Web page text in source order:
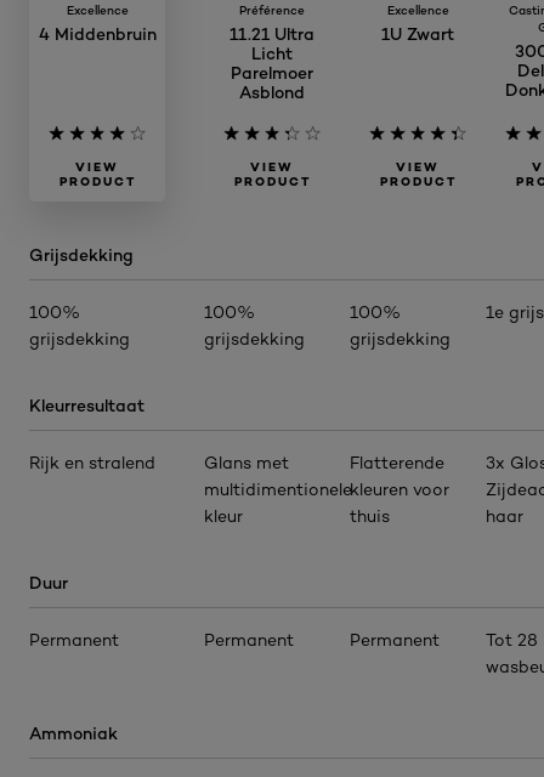
Excellence
4 Middenbruin
VIEW
PRODUCT
Grijsdekking
100%
grijsdekking
Kleurresultaat
Rijk en stralend
Duur
Permanent
Ammoniak
Préférence
11.21 Ultra
Licht
Parelmoer
Asblond
VIEW
PRODUCT
100%
grijsdekking
Glans met
multidimentionele
kleur
Permanent
Excellence
1U Zwart
VIEW
PRODUCT
100%
grijsdekking
Flatterende
kleuren voor
thuis
Permanent
1e
3x
haar
Tot 28